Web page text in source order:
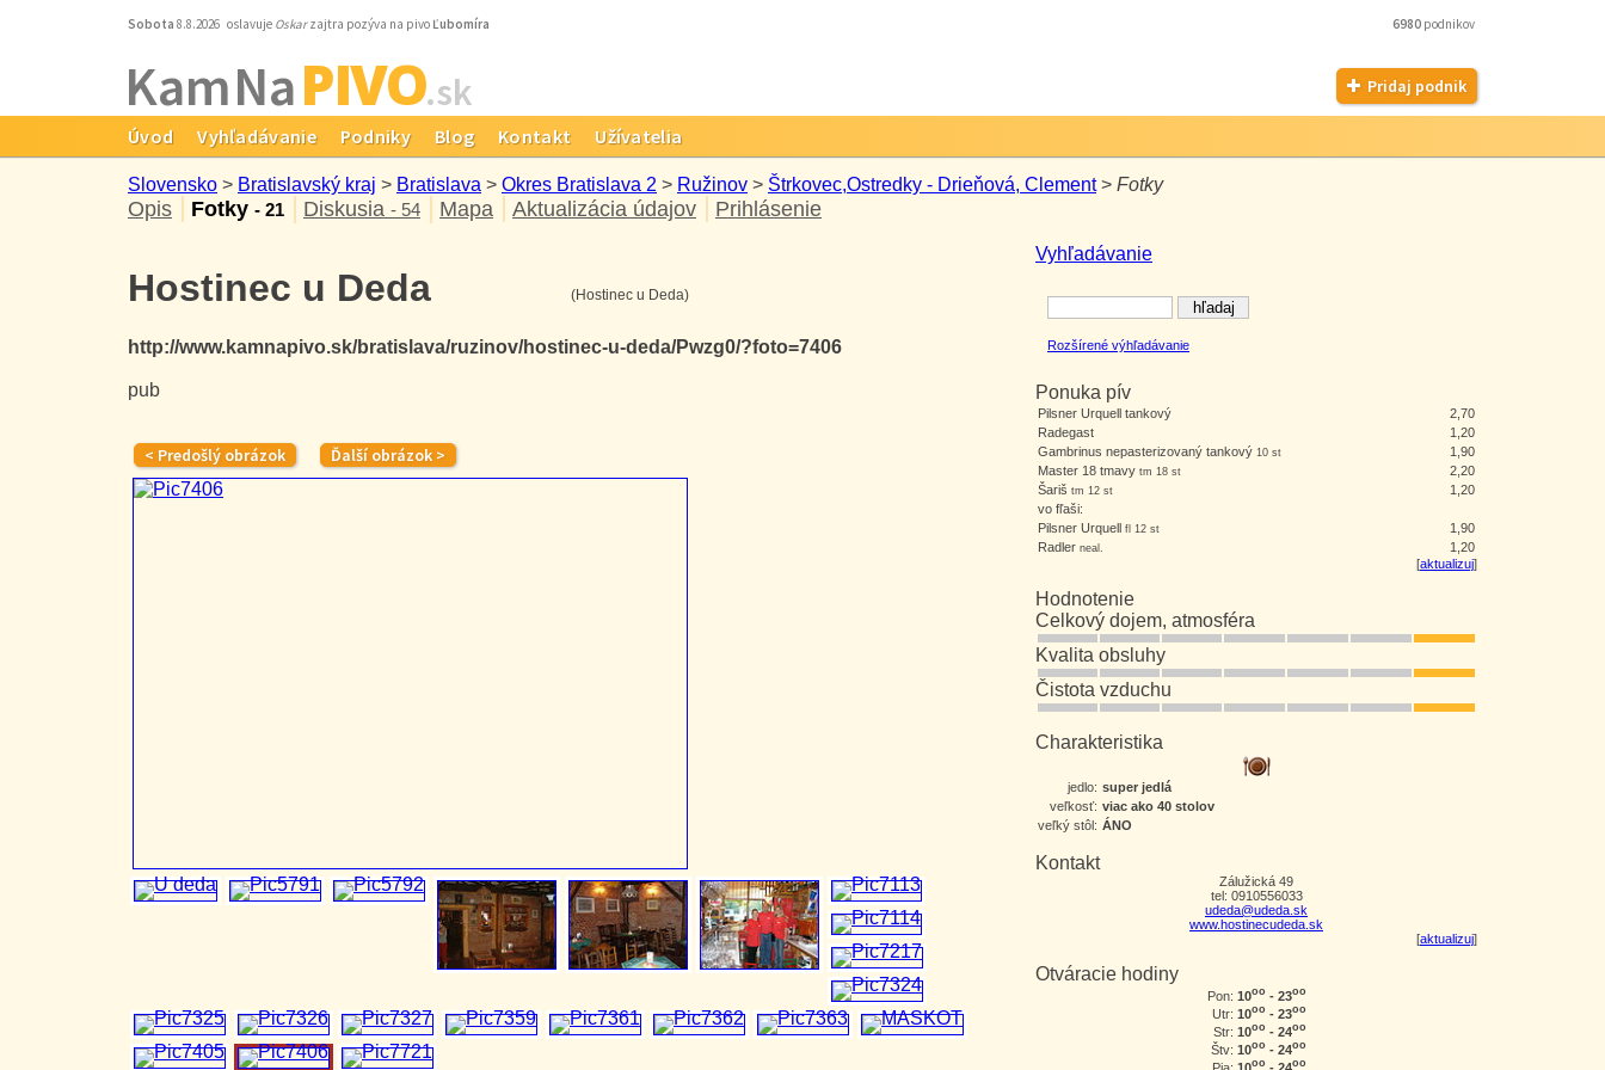
Sobota 8.8.2026 oslavuje Oskarzajtra pozýva na pivo Ľubomíra 6980 podnikov
Kam NaPIVO.sk Pridaj podnik
Úvod Vyhľadávanie Podniky Blog Kontakt Užívatelia
Slovensko > Bratislavský kraj > Bratislava > Okres Bratislava 2 > Ružinov > Štrkovec,Ostredky - Drieňová, Clement> Fotky
Opis Fotky - 21 Diskusia - 54 Mapa Aktualizácia údajov Prihlásenie
Vyhľadávanie
Rozšírené výhľadávanie
Ponuka pív
Pilsner Urquell tankový
2,70
Radegast
1,20
Gambrinus nepasterizovaný tankový 10 st
1,90
Master 18 tmavy tm 18 st
2,20
Šariš tm 12 st
1,20
vo fľaši:
Pilsner Urquell fl 12 st
1,90
Radler neal.
1,20
[aktualizuj]
Hodnotenie
Celkový dojem, atmosféra
Kvalita obsluhy
Čistota vzduchu
Charakteristika
jedlo: super jedlá
veľkosť: viac ako 40 stolov
veľký stôl: ÁNO
Kontakt
Zálužická 49
tel: 0910556033
udeda@udeda.sk
www.hostinecudeda.sk
[aktualizuj]
Otváracie hodiny
Pon: 10oo - 23oo
Utr: 10oo - 23oo
Str: 10oo - 24oo
Štv: 10oo - 24oo
oo oo
Hostinec u Deda
http://www.kamnapivo.sk/bratislava/ruzinov/hostinec-u-deda/Pwzg0/?foto=7406
pub
(Hostinec u Deda)